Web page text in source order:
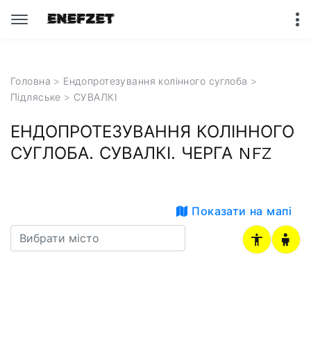
Головна > Ендопротезування колінного суглоба >
Підляське > СУВАЛКІ
ЕНДОПРОТЕЗУВАННЯ КОЛІННОГО
СУГЛОБА. СУВАЛКІ. ЧЕРГА NFZ
Показати на мапі